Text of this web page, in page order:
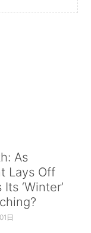
As
Lays Off
‘Winter’
日